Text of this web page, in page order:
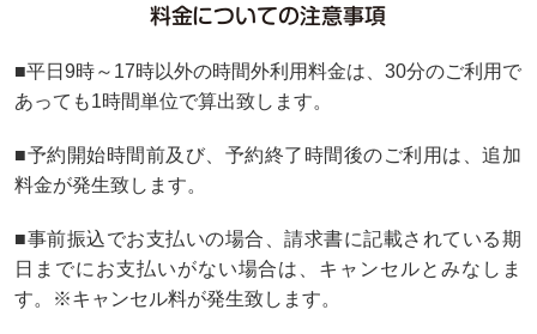
料金についての注意事項
■平日9時～17時以外の時間外利用料金は、30分のご利用で
あっても1時間単位で算出致します。
■予約開始時間前及び、予約終了時間後のご利用は、追加
料金が発生致します。
■事前振込でお支払いの場合、請求書に記載されている期
日までにお支払いがない場合は、キャンセルとみなしま
す。※キャンセル料が発生致します。